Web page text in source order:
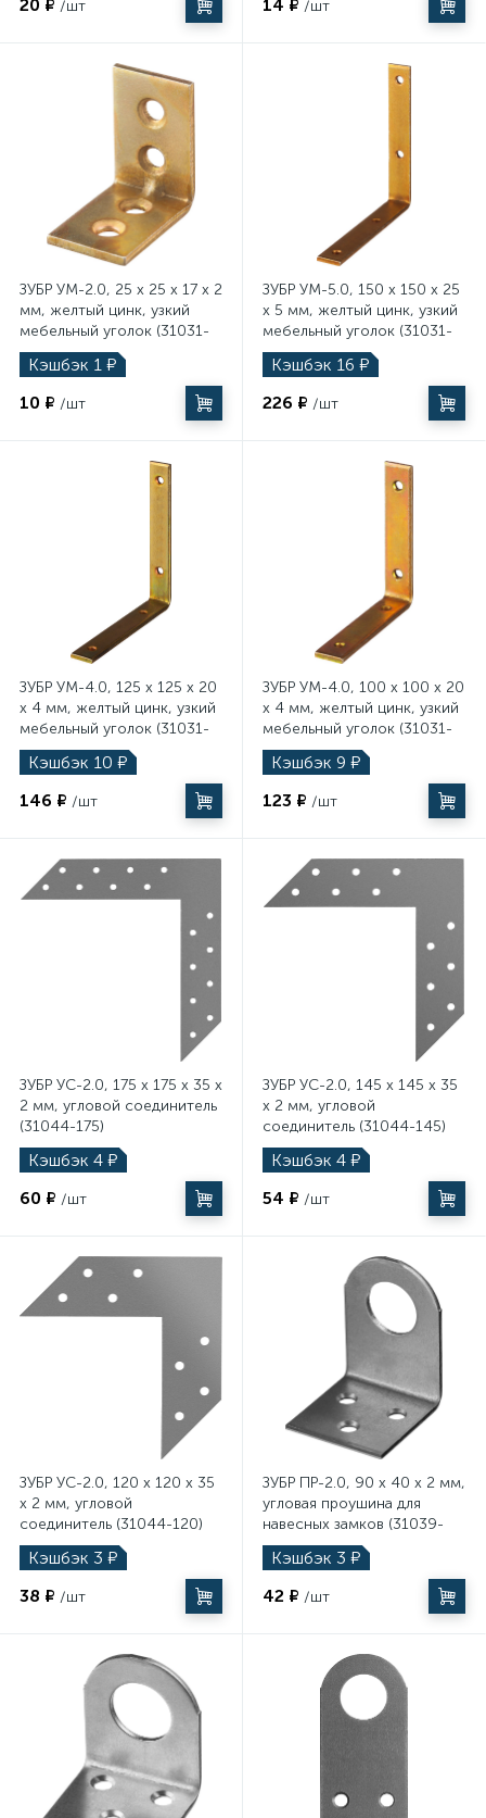
20 ₽ /шт 14 ₽ /шт
ЗУБР УМ-2.0, 25 x 25 x 17 x 2
мм, желтый цинк, узкий
мебельный уголок (31031-
25)
Кэшбэк 1 ₽
10 ₽ /шт
ЗУБР УМ-5.0, 150 x 150 x 25
x 5 мм, желтый цинк, узкий
мебельный уголок (31031-
150)
Кэшбэк 16 ₽
226 ₽ /шт
ЗУБР УМ-4.0, 125 x 125 x 20
x 4 мм, желтый цинк, узкий
мебельный уголок (31031-
125)
Кэшбэк 10 ₽
146 ₽ /шт
ЗУБР УМ-4.0, 100 x 100 x 20
x 4 мм, желтый цинк, узкий
мебельный уголок (31031-
100)
Кэшбэк 9 ₽
123 ₽ /шт
ЗУБР УС-2.0, 175 x 175 x 35 x
2 мм, угловой соединитель
(31044-175)
Кэшбэк 4 ₽
60 ₽ /шт
ЗУБР УС-2.0, 145 x 145 x 35
x 2 мм, угловой
соединитель (31044-145)
Кэшбэк 4 ₽
54 ₽ /шт
ЗУБР УС-2.0, 120 x 120 x 35
x 2 мм, угловой
соединитель (31044-120)
Кэшбэк 3 ₽
38 ₽ /шт
ЗУБР ПР-2.0, 90 x 40 x 2 мм,
угловая проушина для
навесных замков (31039-
90)
Кэшбэк 3 ₽
42 ₽ /шт